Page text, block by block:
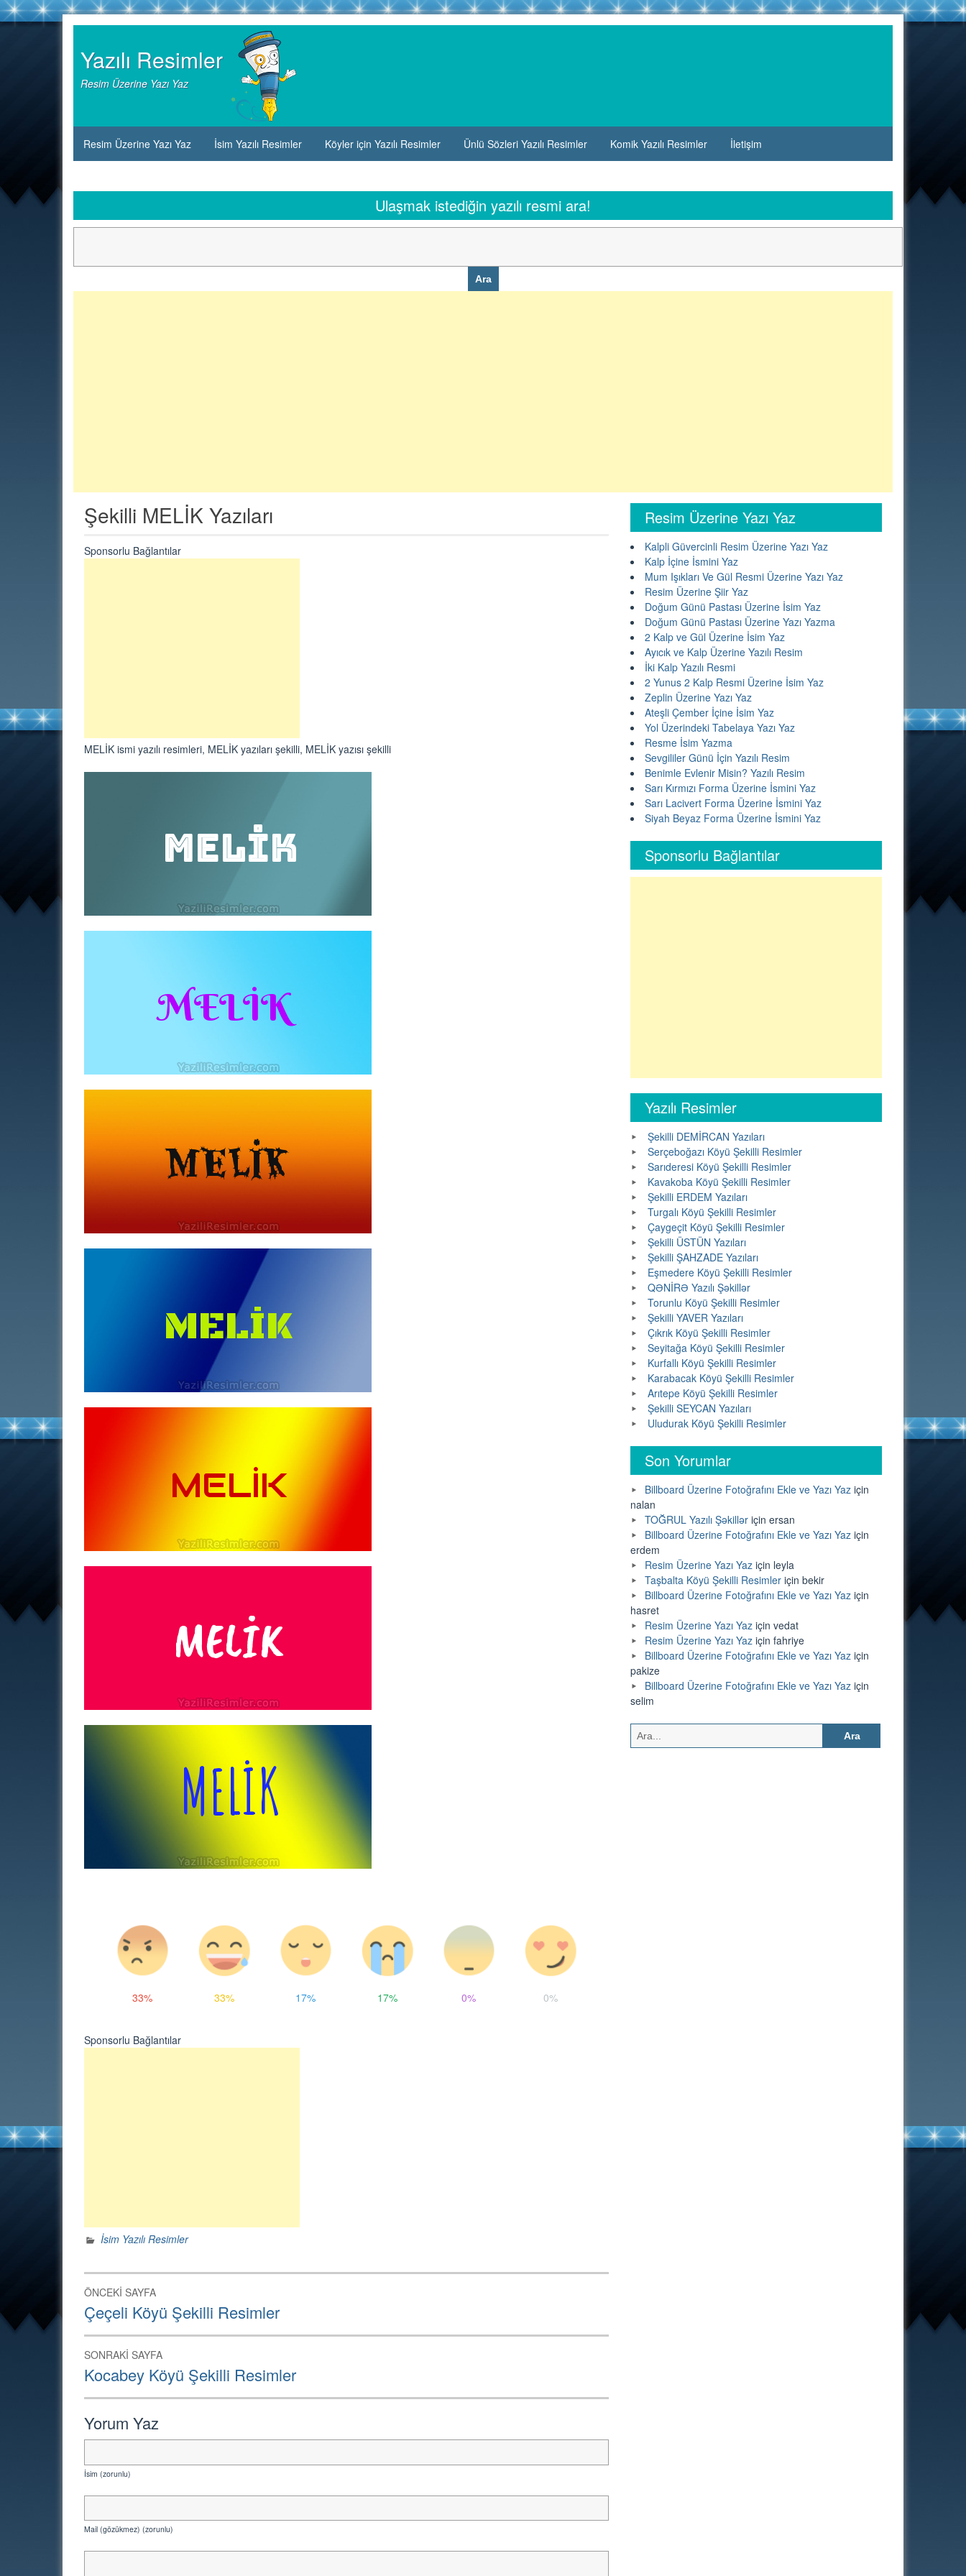
Skip
Yazılı Resimler
Resim Üzerine Yazı Yaz
Resim Üzerine Yazı Yaz İsim Yazılı Resimler Köyler için Yazılı Resimler Ünlü Sözleri Yazılı Resimler Komik Yazılı Resimler İletişim
Ulaşmak istediğin yazılı resmi ara!
Şekilli MELİK Yazıları
Sponsorlu Bağlantılar
MELİK ismi yazılı resimleri, MELİK yazıları şekilli, MELİK yazısı şekilli
33% 33% 17% 17% 0% 0%
Sponsorlu Bağlantılar
İsim Yazılı Resimler
Yazı
dolaşımı
ÖNCEKI SAYFA
Önceki
Sayfa:
Çeçeli Köyü Şekilli Resimler
SONRAKI SAYFA
Sonraki
Sayfa:
Kocabey Köyü Şekilli Resimler
Yorum Yaz
İsim (zorunlu)
Mail (gözükmez) (zorunlu)
Resim Üzerine Yazı Yaz
Kalpli Güvercinli Resim Üzerine Yazı Yaz
Kalp İçine İsmini Yaz
Mum Işıkları Ve Gül Resmi Üzerine Yazı Yaz
Resim Üzerine Şiir Yaz
Doğum Günü Pastası Üzerine İsim Yaz
Doğum Günü Pastası Üzerine Yazı Yazma
2 Kalp ve Gül Üzerine İsim Yaz
Ayıcık ve Kalp Üzerine Yazılı Resim
İki Kalp Yazılı Resmi
2 Yunus 2 Kalp Resmi Üzerine İsim Yaz
Zeplin Üzerine Yazı Yaz
Ateşli Çember İçine İsim Yaz
Yol Üzerindeki Tabelaya Yazı Yaz
Resme İsim Yazma
Sevgililer Günü İçin Yazılı Resim
Benimle Evlenir Misin? Yazılı Resim
Sarı Kırmızı Forma Üzerine İsmini Yaz
Sarı Lacivert Forma Üzerine İsmini Yaz
Siyah Beyaz Forma Üzerine İsmini Yaz
Sponsorlu Bağlantılar
Yazılı Resimler
Şekilli DEMİRCAN Yazıları
Serçeboğazı Köyü Şekilli Resimler
Sarıderesi Köyü Şekilli Resimler
Kavakoba Köyü Şekilli Resimler
Şekilli ERDEM Yazıları
Turgalı Köyü Şekilli Resimler
Çaygeçit Köyü Şekilli Resimler
Şekilli ÜSTÜN Yazıları
Şekilli ŞAHZADE Yazıları
Eşmedere Köyü Şekilli Resimler
QƏNİRƏ Yazılı Şəkillər
Torunlu Köyü Şekilli Resimler
Şekilli YAVER Yazıları
Çıkrık Köyü Şekilli Resimler
Seyitağa Köyü Şekilli Resimler
Kurfallı Köyü Şekilli Resimler
Karabacak Köyü Şekilli Resimler
Arıtepe Köyü Şekilli Resimler
Şekilli SEYCAN Yazıları
Uludurak Köyü Şekilli Resimler
Son Yorumlar
Billboard Üzerine Fotoğrafını Ekle ve Yazı Yaz için
nalan
TOĞRUL Yazılı Şəkillər için ersan
Billboard Üzerine Fotoğrafını Ekle ve Yazı Yaz için
erdem
Resim Üzerine Yazı Yaz için leyla
Taşbalta Köyü Şekilli Resimler için bekir
Billboard Üzerine Fotoğrafını Ekle ve Yazı Yaz için
hasret
Resim Üzerine Yazı Yaz için vedat
Resim Üzerine Yazı Yaz için fahriye
Billboard Üzerine Fotoğrafını Ekle ve Yazı Yaz için
pakize
Billboard Üzerine Fotoğrafını Ekle ve Yazı Yaz için
selim
Arama: